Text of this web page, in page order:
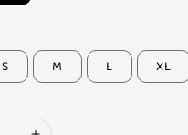
S M L XL